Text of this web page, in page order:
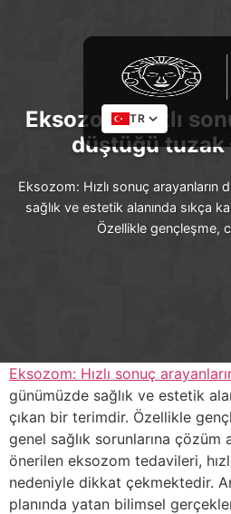
TR
Eksozom: Hızlı
düştüğü tuzak
Eksozom: Hızlı sonuç
sağlık ve estetik alanında sıkça
Özellikle gençleşme,
Eksozom: Hızlı sonuç
günümüzde sağlık ve estetik
çıkan bir terimdir. Özellikle
genel sağlık sorunlarına
önerilen eksozom tedavileri,
nedeniyle dikkat çekmektedir.
planında yatan bilimsel